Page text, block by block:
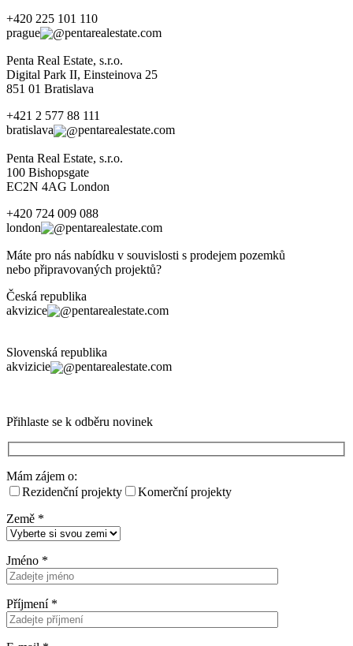
+420 225 101 110
prague
pentarealestate.com
Penta Real Estate, s.r.o.
Digital Park II, Einsteinova 25
851 01 Bratislava
+421 2 577 88 111
bratislava
pentarealestate.com
Penta Real Estate, s.r.o.
100 Bishopsgate
EC2N 4AG London
+420 724 009 088
london
pentarealestate.com
Máte pro nás nabídku v souvislosti s prodejem pozemků
nebo připravovaných projektů?
Česká republika
akvizice
pentarealestate.com
Slovenská republika
akvizicie
pentarealestate.com
Přihlaste se k odběru novinek
Mám zájem o:
Rezidenční projekty
Komerční projekty
Země *
Jméno *
Příjmení *